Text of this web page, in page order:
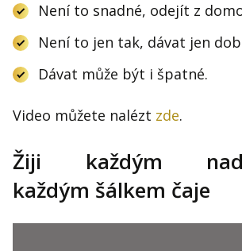
Není to snadné, odejít z
Není to jen tak, dávat jen
Dávat může být i špatné.
Video můžete nalézt zde.
Žiji každým
každým šálkem čaje